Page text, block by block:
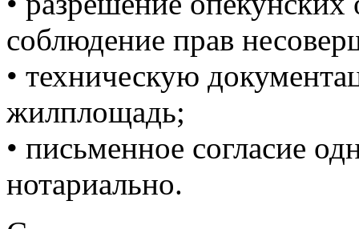
соблюдение прав
• техническую
жилплощадь;
• письменное согласие
нотариально.